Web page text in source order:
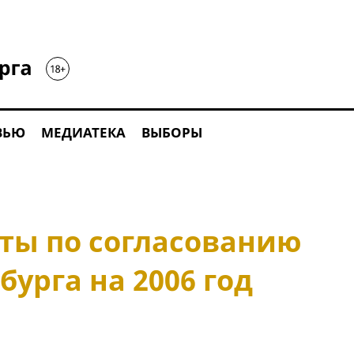
МЕДИАТЕКА ВЫБОРЫ
по согласованию
на 2006 год